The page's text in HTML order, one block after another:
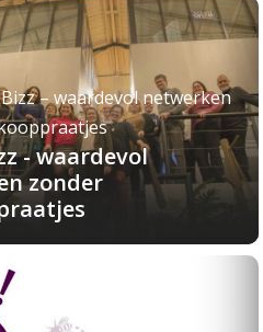
– waardevol netwerken
- waardevol
zonder